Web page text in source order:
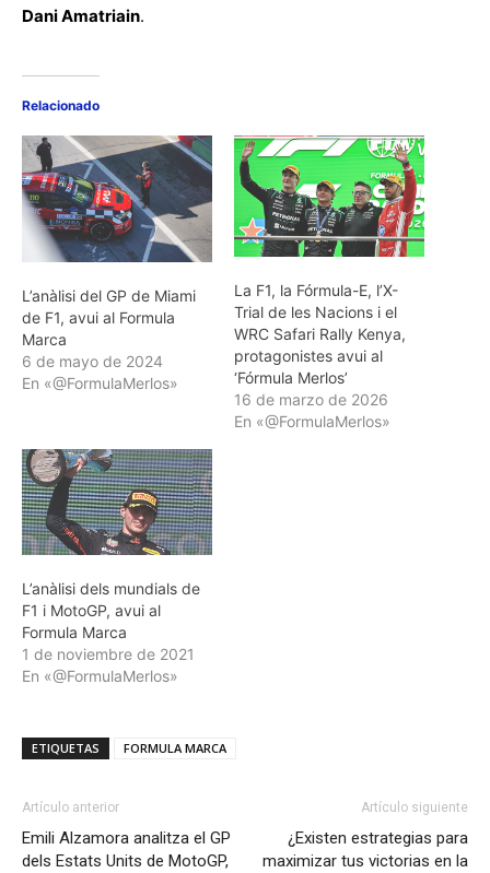
Dani Amatriain.
Relacionado
L’anàlisi del GP de Miami
de F1, avui al Formula
Marca
6 de mayo de 2024
En «@FormulaMerlos»
La F1, la Fórmula-E, l’X-
Trial de les Nacions i el
WRC Safari Rally Kenya,
protagonistes avui al
‘Fórmula Merlos’
16 de marzo de 2026
En «@FormulaMerlos»
L’anàlisi dels mundials de
F1 i MotoGP, avui al
Formula Marca
1 de noviembre de 2021
En «@FormulaMerlos»
ETIQUETAS FORMULA MARCA
Artículo anterior
Emili Alzamora analitza el GP
dels Estats Units de MotoGP,
Artículo siguiente
¿Existen estrategias para
maximizar tus victorias en la